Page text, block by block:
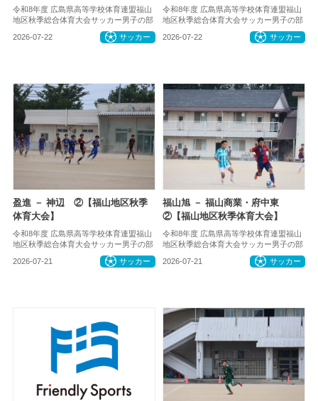
令和8年度 広島県高等学校体育連盟福山
地区秋季総合体育大会サッカー男子の部
2026-07-22 サッカー
令和8年度 広島県高等学校体育連盟福山
地区秋季総合体育大会サッカー男子の部
2026-07-22 サッカー
盈進 － 神辺 ②【福山地区秋季
体育大会】
令和8年度 広島県高等学校体育連盟福山
地区秋季総合体育大会サッカー男子の部
2026-07-21 サッカー
福山旭 － 福山商業・府中東
②【福山地区秋季体育大会】
令和8年度 広島県高等学校体育連盟福山
地区秋季総合体育大会サッカー男子の部
2026-07-21 サッカー